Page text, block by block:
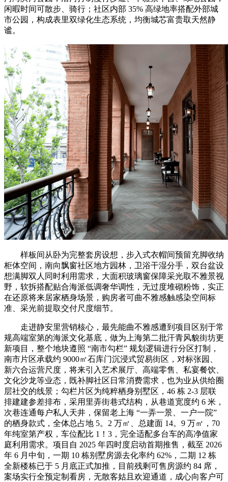
闲暇时间可散步、骑行；社区内部 35% 高绿地率搭配外部城
市公园，构成表里双绿化生态系统，均衡城芯富贵取天然静
谧。
样板间从卧为完整套房设想，步入式衣帽间预留充脚收纳
柜体空间，南向飘窗社区地方园林，卫浴干湿分手，双台盆设
想满脚双人同时利用需求，大面积玻璃窗保障采光取不雅景视
野，软拆搭配贴合海派低调奢华调性，无过度堆砌粉饰，实正
在还原将来居家栖身场景，购房者可曲不雅感触感染空间标
准、采光前提取交付尺度细节。
走进静安里营销核心，最先能曲不雅感遭到项目区别于常
规高端室第的海派文化基底，做为上海第二批汗青风貌街坊更
新项目，整个地块遵照 “南市勾栏” 规划逻辑进行分区打制，
南市片区承载约 9000㎡石库门沉浸式贸易街区，对标张园、
新六合运营尺度，将来引入艺术展厅、高端零售、私宴餐饮、
文化沙龙等业态，既补脚社区日常消费需求，也为业从供给圈
层社交的线景；勾栏片区为纯粹栖身别墅区，46 栋 2-3 层联
排建建参差排布，采用里弄街巷式结构，从巷道宽度约 6 米，
次巷连通每户私人天井，保留老上海 “一弄一景、一户一院”
的栖身款式，全体总占地 5。2 万㎡、总建面 14。9 万㎡，70
年纯室第产权，车位配比 1！3，完全适配多台车的高净值家
庭利用需求。项目自 2025 年四时度启动首期推售，截至 2026
年 6 月中旬，一期 10 栋别墅房源去化率约 62%，二期 12 栋
全新楼栋已于 5 月底正式加推，目前残剩可售房源约 84 席，
案场实行全预定制看房，无散客姑且欢迎通道，成心向客户可